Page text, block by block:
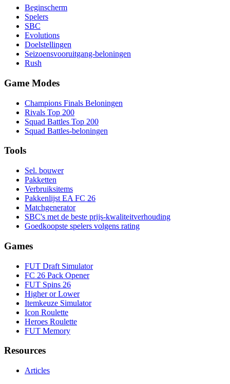
Beginscherm
Spelers
SBC
Evolutions
Doelstellingen
Seizoensvooruitgang-beloningen
Rush
Game Modes
Champions Finals Beloningen
Rivals Top 200
Squad Battles Top 200
Squad Battles-beloningen
Tools
Sel. bouwer
Pakketten
Verbruiksitems
Pakkenlijst EA FC 26
Matchgenerator
SBC's met de beste prijs-kwaliteitverhouding
Goedkoopste spelers volgens rating
Games
FUT Draft Simulator
FC 26 Pack Opener
FUT Spins 26
Higher or Lower
Itemkeuze Simulator
Icon Roulette
Heroes Roulette
FUT Memory
Resources
Articles